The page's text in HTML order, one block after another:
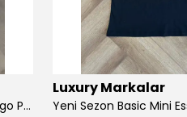
Yeni Sezon Premium Ceast Mini Logo Pamuk Gömlek
Luxury Markalar